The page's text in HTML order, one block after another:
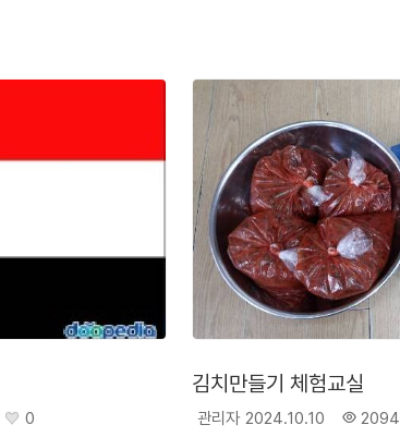
0
김치만들기 체험교실
관리자 2024.10.10 2094